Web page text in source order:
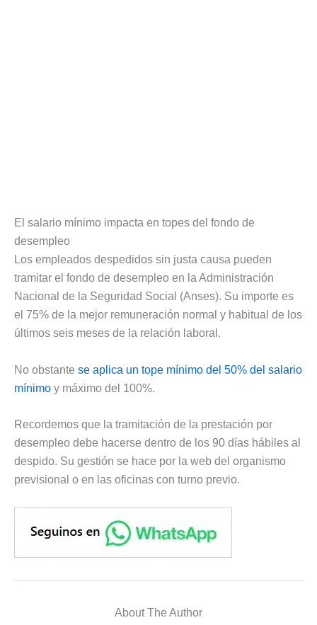
El salario mínimo impacta en topes del fondo de
desempleo
Los empleados despedidos sin justa causa pueden
tramitar el fondo de desempleo en la Administración
Nacional de la Seguridad Social (Anses). Su importe es
el 75% de la mejor remuneración normal y habitual de los
últimos seis meses de la relación laboral.
No obstante se aplica un tope mínimo del 50% del salario
mínimo y máximo del 100%.
Recordemos que la tramitación de la prestación por
desempleo debe hacerse dentro de los 90 días hábiles al
despido. Su gestión se hace por la web del organismo
previsional o en las oficinas con turno previo.
About The Author